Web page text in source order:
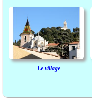
Le village